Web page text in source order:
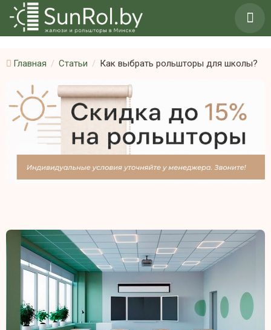
Главная Статьи Как выбрать рольшторы для школы?